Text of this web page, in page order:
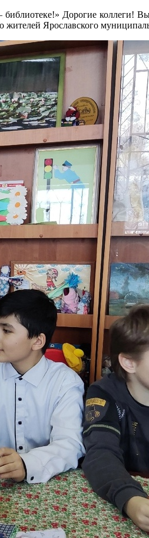
Дорогие коллеги!
Ярославского